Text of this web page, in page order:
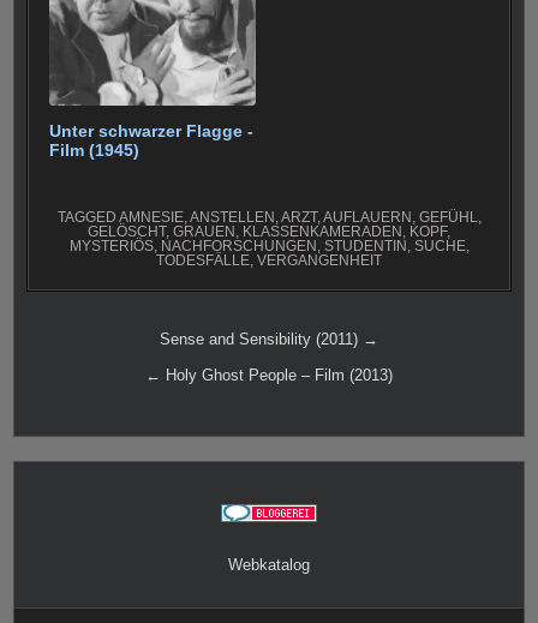
Unter schwarzer Flagge -
Film (1945)
TAGGED AMNESIE,ANSTELLEN ,ARZT,AUFLAUERN , GEFÜHL,
GELÖSCHT, GRAUEN , KLASSENKAMERADEN , KOPF,
MYSTERIÖS, NACHFORSCHUNGEN , STUDENTIN , SUCHE,
TODESFÄLLE, VERGANGENHEIT
Beitragsnavigation
Sense and Sensibility (2011) →
← Holy Ghost People – Film (2013)
Webkatalog